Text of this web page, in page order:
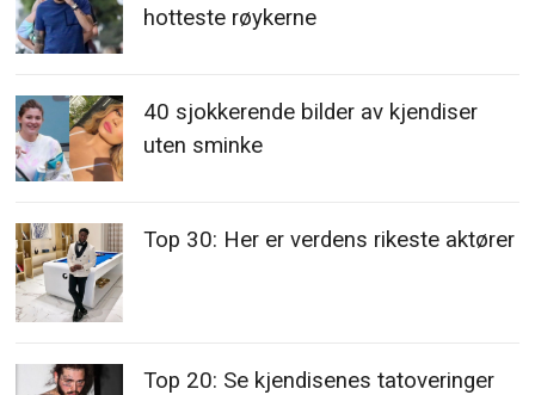
hotteste røykerne
40 sjokkerende bilder av kjendiser
uten sminke
Top 30: Her er verdens rikeste aktører
Top 20: Se kjendisenes tatoveringer